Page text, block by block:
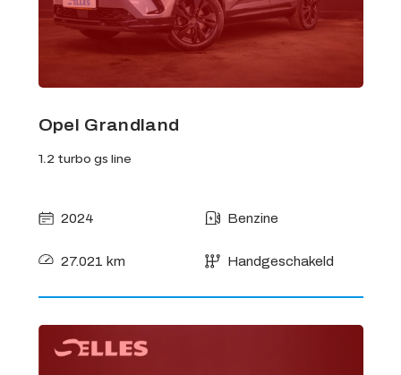
Opel Grandland
1.2 turbo gs line
2024 Benzine
27.021 km Handgeschakeld